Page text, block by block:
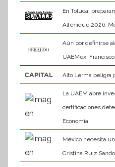
En Toluca,
Alfeñique 2026:
Aún por definirse
UAEMéx:
Alto Lerma peligra
La UAEM abre
certificaciones
Economía
México necesita
Cristina Ruiz